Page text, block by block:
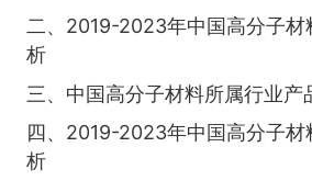
二、2019-2023年中国高分子材
析
三、中国高分子材料所属行业产
四、2019-2023年中国高分子材
析